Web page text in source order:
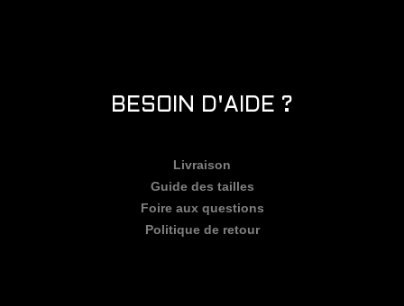
BESOIN D'AIDE ?
Livraison
Guide des tailles
Foire aux questions
Politique de retour